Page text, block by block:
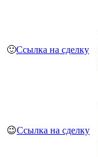
🙂Ссылка на сделку
😉Ссылка на сделку